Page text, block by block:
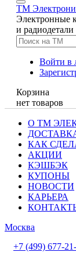
TM
Электронные
и радиодетали
Войти в
Корзина
нет товаров
О ТМ
КАК
АКЦИИ
КЭШБЭК
КУПОНЫ
НОВОСТИ
КАРЬЕРА
Москва
+7 (499) 677-